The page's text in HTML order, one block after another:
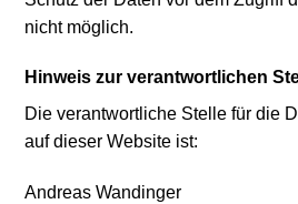
nicht möglich.
Hinweis zur verantwortlichen
Die verantwortliche Stelle für die
auf dieser Website ist:
Andreas Wandinger